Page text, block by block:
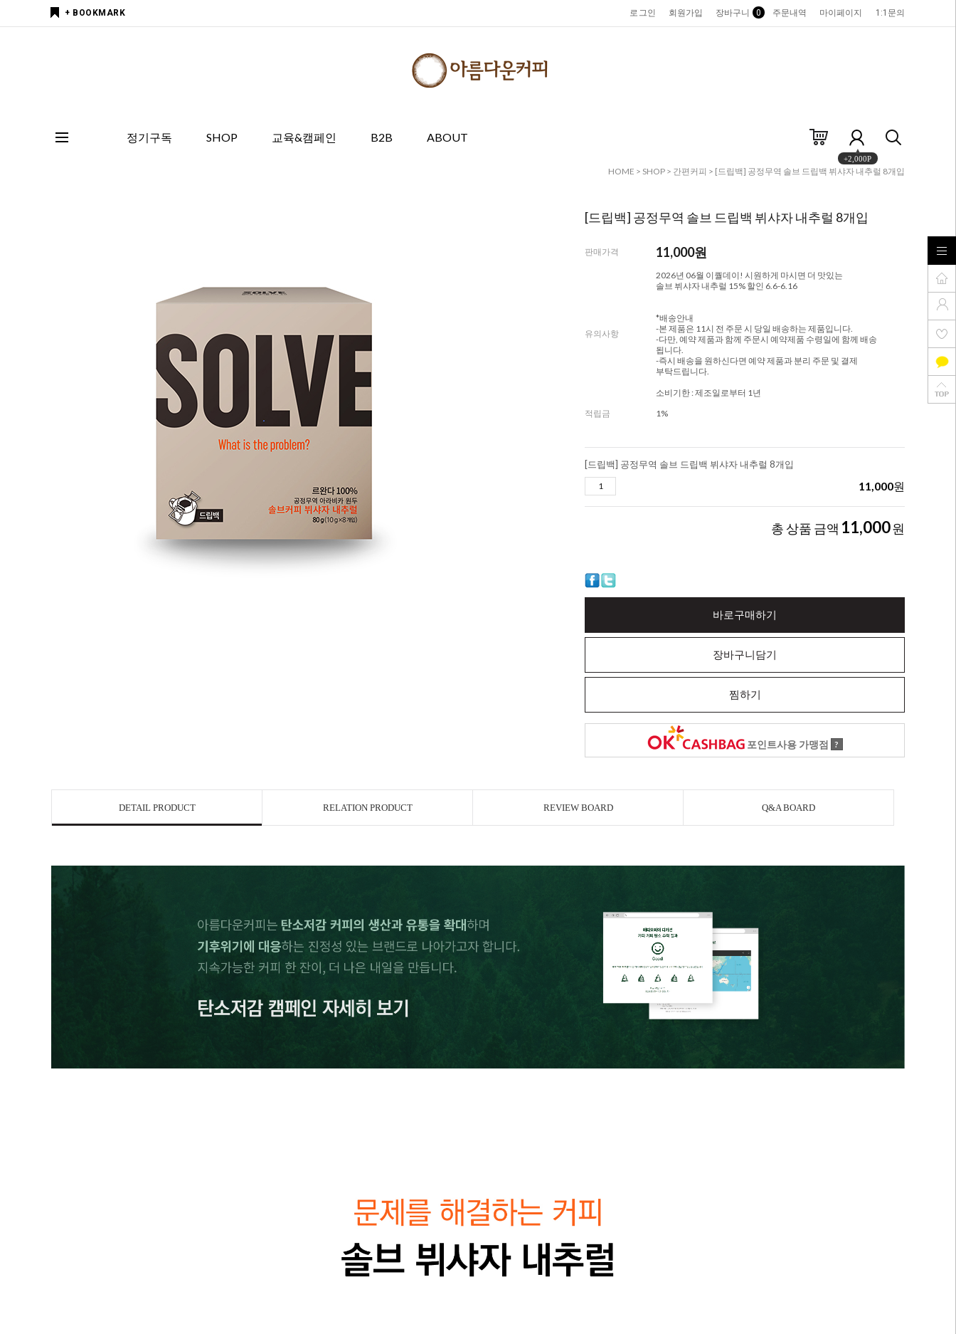
+ BOOKMARK 로그인 회원가입 장바구니 0 주문내역 마이페이지 1:1문의
정기구독 SHOP 교육&캠페인 B2B ABOUT
+2,000P
HOME > SHOP > 간편커피 > [드립백] 공정무역 솔브 드립백 뷔샤자 내추럴 8개입
[드립백] 공정무역 솔브 드립백 뷔샤자 내추럴 8개입
판매가격 11,000원
유의사항
2026년 06월 이퀄데이! 시원하게 마시면 더 맛있는
솔브 뷔샤자 내추럴 15% 할인 6.6-6.16
*배송안내
-본 제품은 11시 전 주문 시 당일 배송하는 제품입니다.
-다만, 예약 제품과 함께 주문시 예약제품 수령일에 함께 배송
됩니다.
-즉시 배송을 원하신다면 예약 제품과 분리 주문 및 결제
부탁드립니다.
소비기한 : 제조일로부터 1년
적립금
1%
[드립백] 공정무역 솔브 드립백 뷔샤자 내추럴 8개입
11,000원
총 상품 금액 11,000원
바로구매하기
장바구니담기
찜하기
포인트사용 가맹점 ?
DETAIL PRODUCT RELATION PRODUCT REVIEW BOARD Q&A BOARD